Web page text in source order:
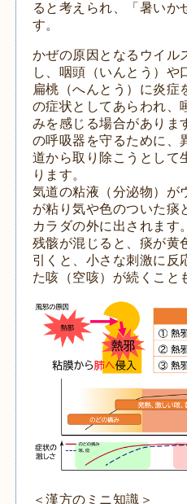
ると考えられ、「暑いか
す。
かぜの原因となるウイル
し、咽頭（いんとう）や
扁桃（へんとう）に炎症
の症状としてあらわれ、
みを感じる場合がありま
の呼吸器を守るために、
道から取り除こうとして
ります。
気道の粘液（分泌物）が
が粘り気や色のついた痰
カラダの外に出されます
残骸が混じると、痰が黄
引くと、小さな刺激に反
た咳（空咳）が続くこと
＜漢方のミニ知識＞